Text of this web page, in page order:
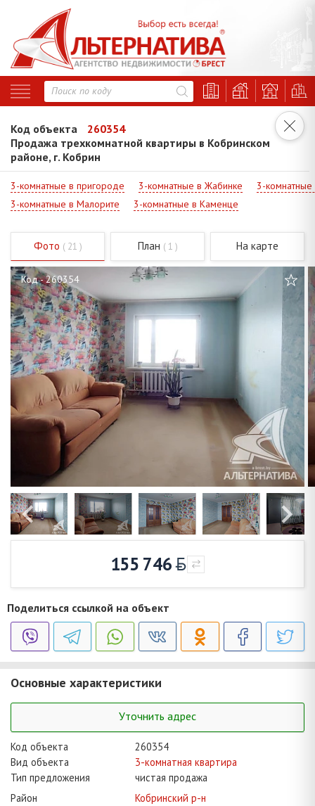
Код объекта
260354
Продажа трехкомнатной квартиры в Кобринском
районе, г. Кобрин
3-комнатные в пригороде 3-комнатные в Жабинке
3-
3-комнатные в Малорите
3-комнатные в Каменце
Фото ( 21 ) План ( 1 ) На карте
Код - 260354
155 746
Поделиться ссылкой на объект
Основные характеристики
Уточнить адрес
Код объекта
260354
Вид объекта
3-комнатная квартира
Тип предложения
чистая продажа
Район
Кобринский р-н